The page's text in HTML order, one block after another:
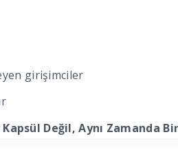
girişimciler
Değil, Aynı Zamanda